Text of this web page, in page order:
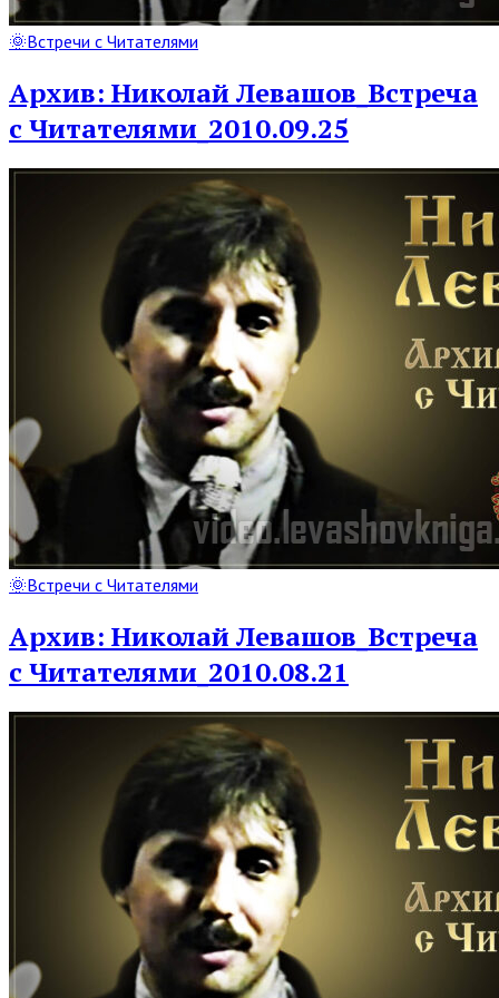
Read
Post
🌞Встречи с Читателями
Архив: Николай Левашов_Встреча
с Читателями_2010.09.25
Read
Post
🌞Встречи с Читателями
Архив: Николай Левашов_Встреча
с Читателями_2010.08.21